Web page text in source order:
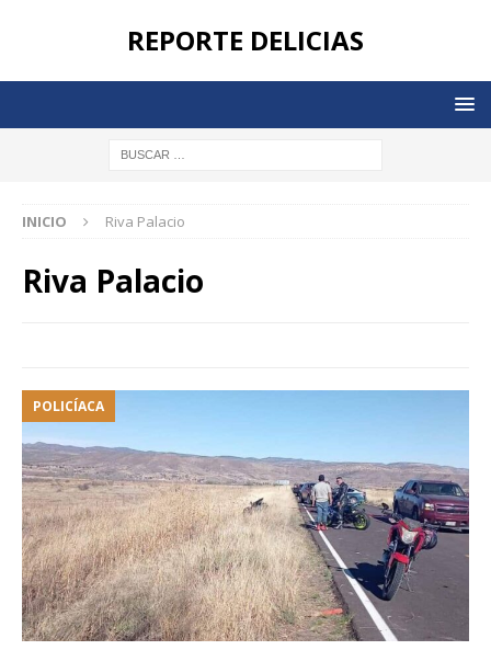
REPORTE DELICIAS
INICIO Riva Palacio
Riva Palacio
POLICÍACA